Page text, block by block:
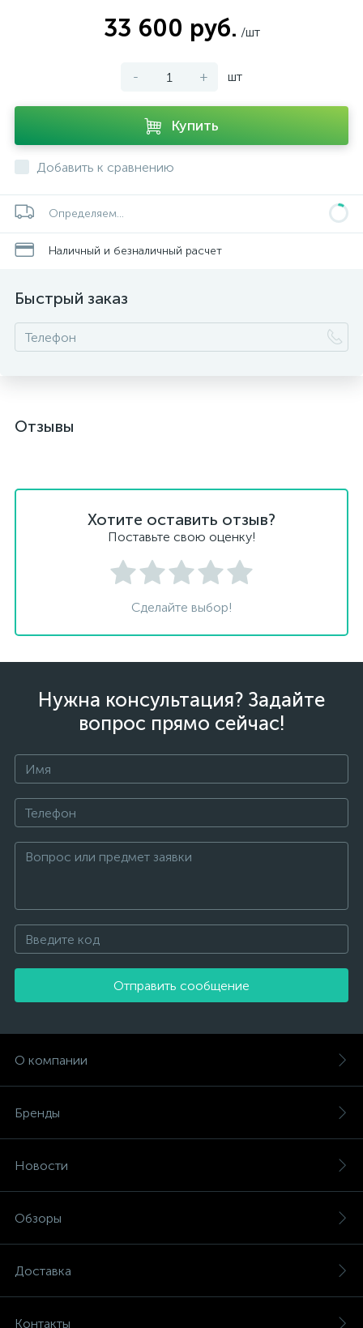
33 600 руб. /шт
- + шт
Купить
Добавить к сравнению
Определяем...
Наличный и безналичный расчет
Быстрый заказ
Отзывы
Хотите оставить отзыв?
Поставьте свою оценку!
Сделайте выбор!
Нужна консультация? Задайте
вопрос прямо сейчас!
Отправить сообщение
О компании
Бренды
Новости
Обзоры
Доставка
Контакты